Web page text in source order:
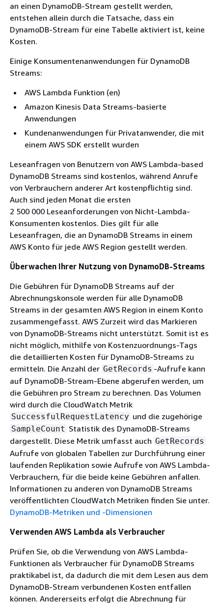
an einen DynamoDB-Stream gestellt werden,
entstehen allein durch die Tatsache, dass ein
DynamoDB-Stream für eine Tabelle aktiviert ist, keine
Kosten.
Einige Konsumentenanwendungen für DynamoDB
Streams:
AWS Lambda Funktion (en)
Amazon Kinesis Data Streams-basierte
Anwendungen
Kundenanwendungen für Privatanwender, die mit
einem AWS SDK erstellt wurden
Leseanfragen von Benutzern von AWS Lambda-based
DynamoDB Streams sind kostenlos, während Anrufe
von Verbrauchern anderer Art kostenpflichtig sind.
Auch sind jeden Monat die ersten
2 500 000 Leseanforderungen von Nicht-Lambda-
Konsumenten kostenlos. Dies gilt für alle
Leseanfragen, die an DynamoDB Streams in einem
AWS Konto für jede AWS Region gestellt werden.
Überwachen Ihrer Nutzung von DynamoDB-Streams
Die Gebühren für DynamoDB Streams auf der
Abrechnungskonsole werden für alle DynamoDB
Streams in der gesamten AWS Region in einem Konto
zusammengefasst. AWS Zurzeit wird das Markieren
von DynamoDB-Streams nicht unterstützt. Somit ist es
nicht möglich, mithilfe von Kostenzuordnungs-Tags
die detaillierten Kosten für DynamoDB-Streams zu
ermitteln. Die Anzahl der GetRecords -Aufrufe kann
auf DynamoDB-Stream-Ebene abgerufen werden, um
die Gebühren pro Stream zu berechnen. Das Volumen
wird durch die CloudWatch Metrik
SuccessfulRequestLatency und die zugehörige
SampleCount Statistik des DynamoDB-Streams
dargestellt. Diese Metrik umfasst auch GetRecords
Aufrufe von globalen Tabellen zur Durchführung einer
laufenden Replikation sowie Aufrufe von AWS Lambda-
Verbrauchern, für die beide keine Gebühren anfallen.
Informationen zu anderen von DynamoDB Streams
veröffentlichten CloudWatch Metriken finden Sie unter.
DynamoDB-Metriken und -Dimensionen
Verwenden AWS Lambda als Verbraucher
Prüfen Sie, ob die Verwendung von AWS Lambda-
Funktionen als Verbraucher für DynamoDB Streams
praktikabel ist, da dadurch die mit dem Lesen aus dem
DynamoDB-Stream verbundenen Kosten entfallen
können. Andererseits erfolgt die Abrechnung für